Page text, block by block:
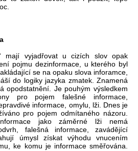
mají vyjadřovat u cizích slov opak
pojmu dezinformace, u kterého byl
se na opaku slova inforamce,
do logiky jazyka zmatek. Znamená
opodstatnění. Je pouhým výsledkem
pro pojem falešné informace,
informace, omylu, lži. Dnes je
pro pojem odmítaného názoru.
jako záměrné lži nemá
falešná informace, zavádějící
úmysl získat výhodu vnucením
ke komu je informace směřována.